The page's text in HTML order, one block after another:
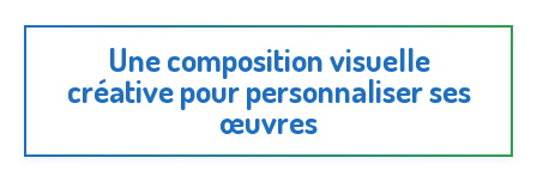
Une composition visuelle
créative pour personnaliser ses
œuvres